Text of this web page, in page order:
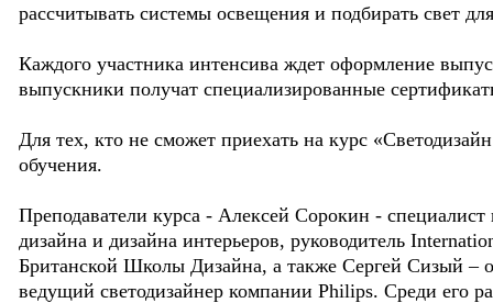
рассчитывать системы освещения и подбирать свет
Каждого участника интенсива ждет оформление
выпускники получат специализированные
Для тех, кто не сможет приехать на курс
обучения.
Преподаватели курса - Алексей Сорокин -
дизайна и дизайна интерьеров, руководитель
Британской Школы Дизайна, а также Сергей Сизый –
ведущий светодизайнер компании Philips. Среди его